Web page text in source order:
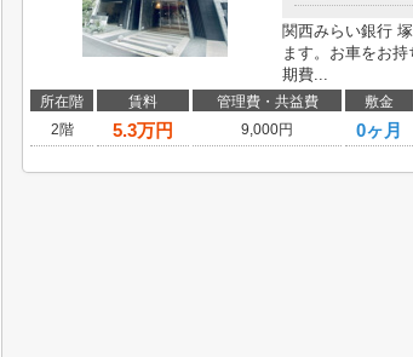
関西みらい銀行
ます。お車をお
期費...
所在階 賃料 管理費・共益費 敷金
2階
5.3万円 9,000円 0ヶ月